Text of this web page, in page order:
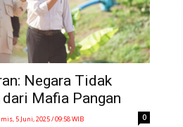
Negara Tidak
Mafia Pangan
5 Juni, 2025 / 09:58 WIB 0